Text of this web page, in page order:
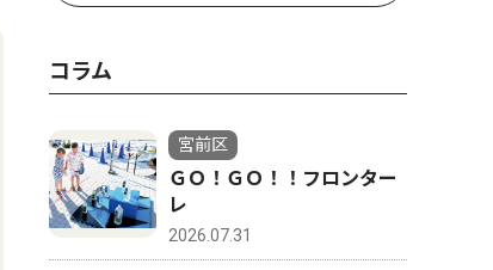
コラム
宮前区
ＧＯ！ＧＯ！！フロンター
レ
2026.07.31